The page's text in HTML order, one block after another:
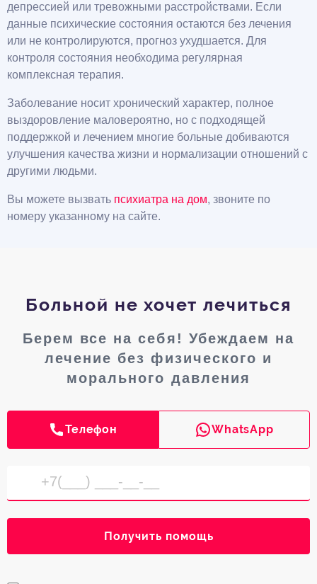
депрессией или тревожными расстройствами. Если
данные психические состояния остаются без лечения
или не контролируются, прогноз ухудшается. Для
контроля состояния необходима регулярная
комплексная терапия.
Заболевание носит хронический характер, полное
выздоровление маловероятно, но с подходящей
поддержкой и лечением многие больные добиваются
улучшения качества жизни и нормализации отношений с
другими людьми.
Вы можете вызвать психиатра на дом, звоните по
номеру указанному на сайте.
Больной не хочет лечиться
Берем все на себя! Убеждаем на
лечение без физического и
морального давления
Телефон WhatsApp
Получить помощь